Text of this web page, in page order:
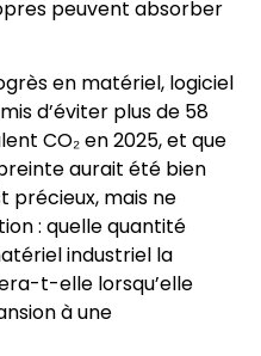
peuvent absorber
en matériel, logiciel
d’éviter plus de 58
CO₂ en 2025, et que
aurait été bien
précieux, mais ne
: quelle quantité
industriel la
t-elle lorsqu’elle
à une